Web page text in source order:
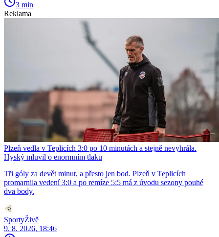
3 min
Reklama
Plzeň vedla v Teplicích 3:0 po 10 minutách a stejně nevyhrála.
Hyský mluvil o enormním tlaku
Tři góly za devět minut, a přesto jen bod. Plzeň v Teplicích
promarnila vedení 3:0 a po remíze 5:5 má z úvodu sezony pouhé
dva body.
SportyŽivě
9. 8. 2026, 18:46